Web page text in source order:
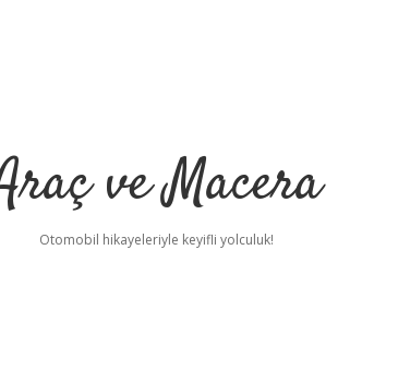
ve Macera
Otomobil hikayeleriyle keyifli yolculuk!